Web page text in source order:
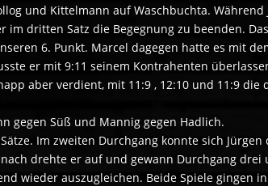
und Kittelmann auf Waschbuchta.
im dritten Satz die Begegnung zu beenden.
6. Punkt. Marcel dagegen hatte es mit
er mit 9:11 seinem Kontrahenten
aber verdient, mit 11:9 , 12:10 und 11:9 die
gegen Süß und Mannig gegen Hadlich.
Im zweiten Durchgang konnte sich
drehte er auf und gewann Durchgang drei
wieder auszugleichen. Beide Spiele gingen